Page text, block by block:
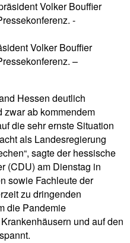
Volker Bouffier
–
Hessen deutlich
zwar ab kommendem
die sehr ernste Situation
als Landesregierung
sagte der hessische
(CDU) am Dienstag in
sowie Fachleute der
zu dringenden
die Pandemie
und auf den